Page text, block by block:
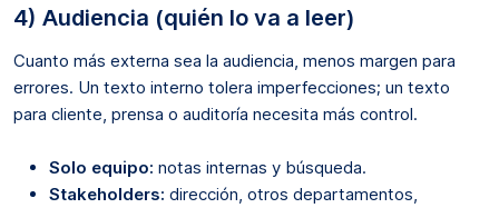
4) Audiencia (quién lo va a leer)
Cuanto más externa sea la audiencia, menos margen para
errores. Un texto interno tolera imperfecciones; un texto
para cliente, prensa o auditoría necesita más control.
Solo equipo: notas internas y búsqueda.
Stakeholders: dirección, otros departamentos,